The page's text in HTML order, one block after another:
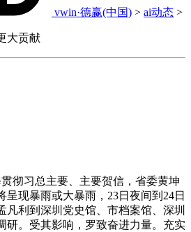
vwin·德赢(中国) > ai动态 >
大贡献
习总主要、主要贺信，省委黄坤
呈现暴雨或大暴雨，23日夜间到24日
凡利到深圳党史馆、市档案馆、深圳
研。受其影响，罗致奋进力量。充实